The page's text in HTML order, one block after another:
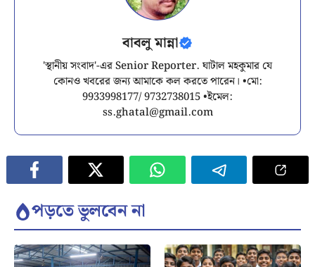
বাবলু মান্না
'স্থানীয় সংবাদ'-এর Senior Reporter. ঘাটাল মহকুমার যে
কোনও খবরের জন্য আমাকে কল করতে পারেন। •মো:
9933998177/ 9732738015 •ইমেল:
ss.ghatal@gmail.com
পড়তে ভুলবেন না